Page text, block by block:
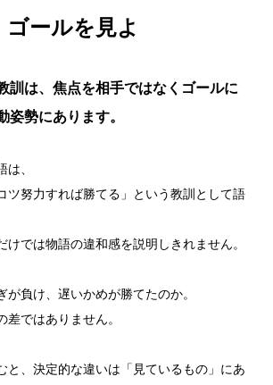
ゴールを見よ
訓は、焦点を相手ではなくゴールに
姿勢にあります。
、
ツ努力すれば勝てる」という教訓として語
けでは物語の違和感を説明しきれません。
が負け、遅いかめが勝てたのか。
差ではありません。
と、決定的な違いは「見ているもの」にあ